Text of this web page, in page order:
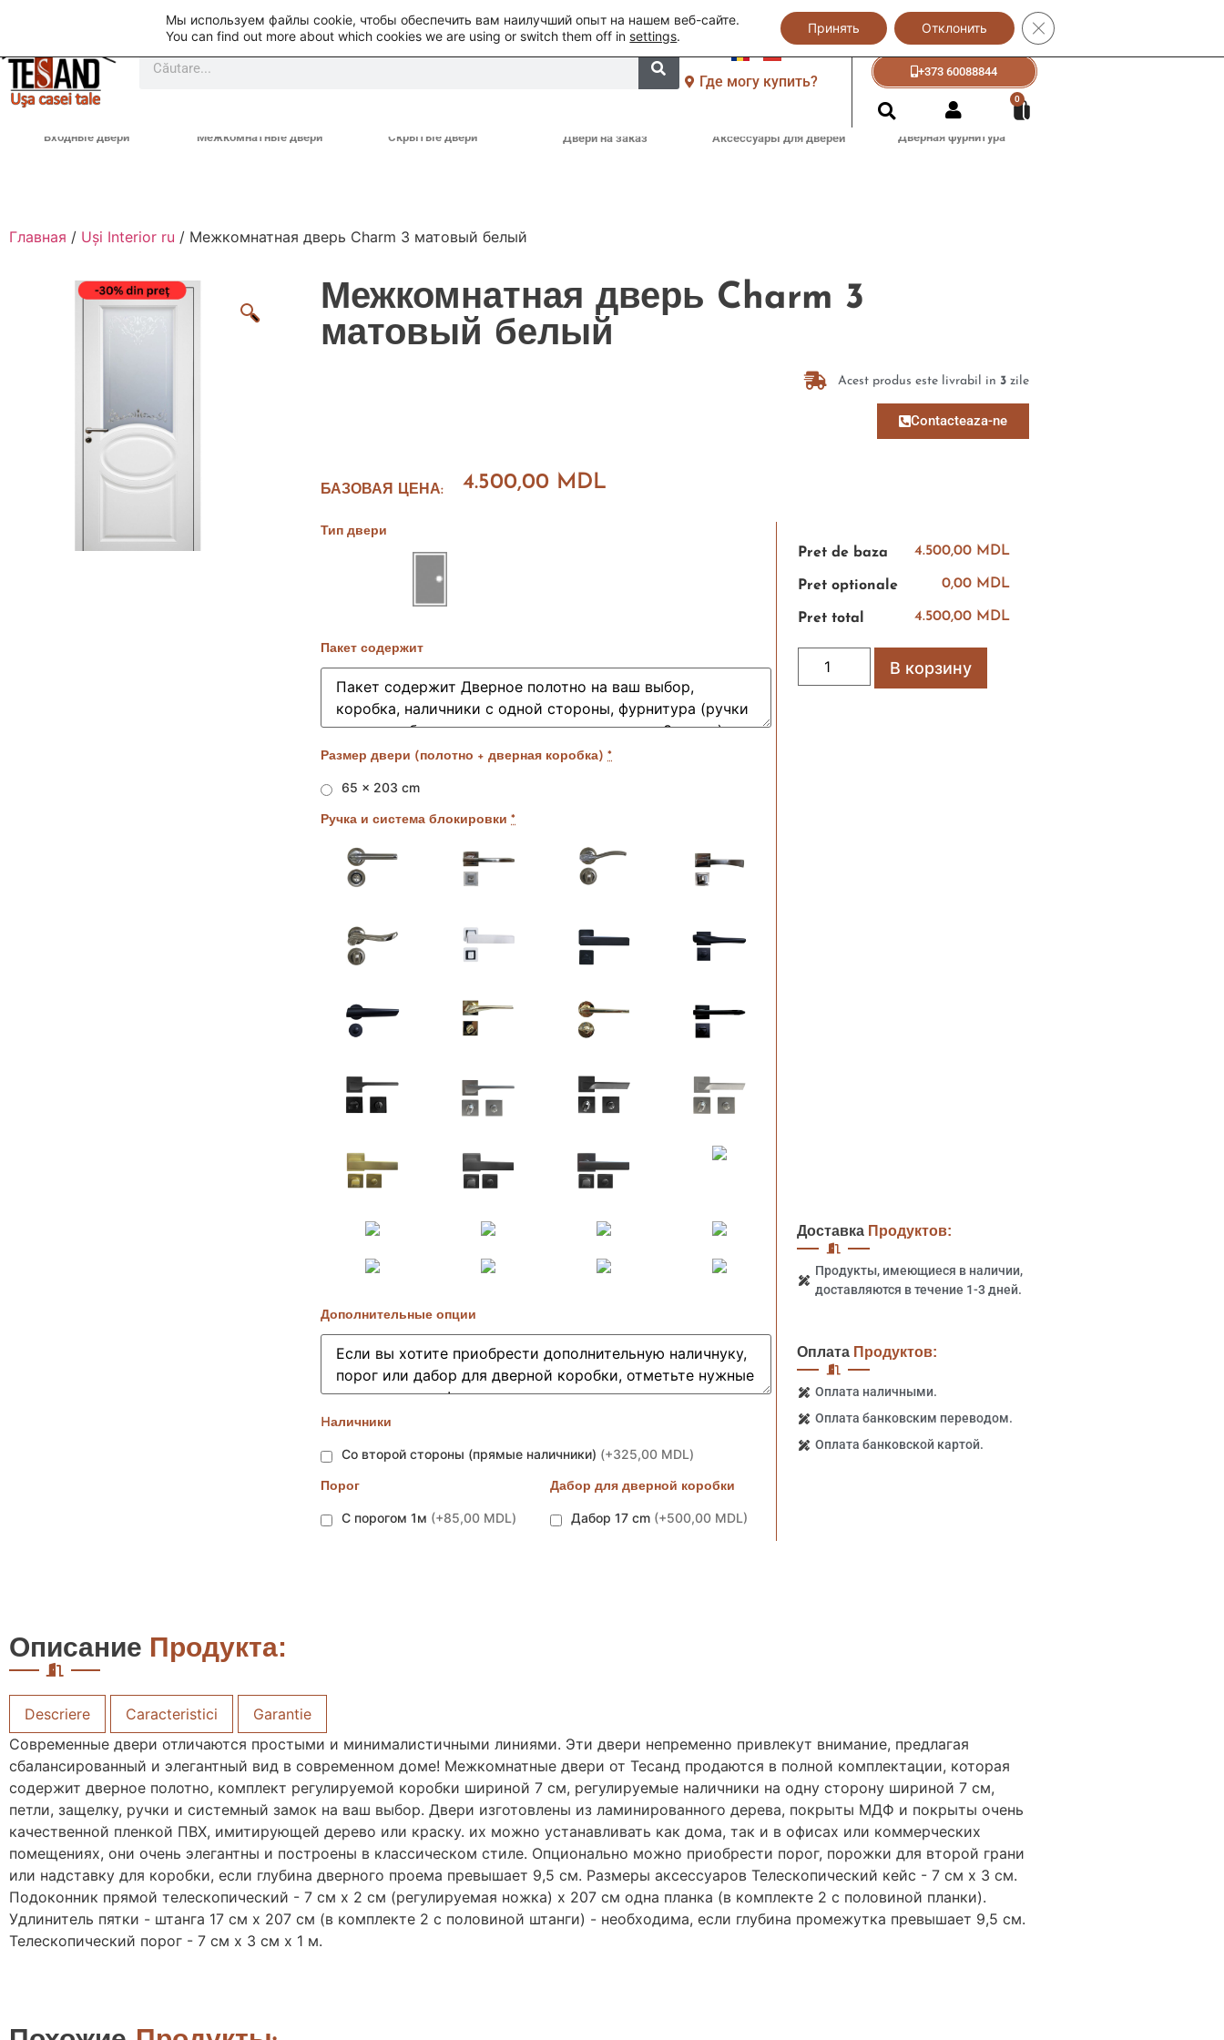
Где могу купить?
+373 60088833
+373 60088844
0
Входные двери Межкомнатные двери Скрытые двери Двери на заказ Аксессуары для дверей Дверная фурнитура
Главная / Uși Interior ru / Межкомнатная дверь Charm 3 матовый белый
Межкомнатная дверь Charm 3
матовый белый
Acest produs este livrabil in 3 zile
Contacteaza-ne
БАЗОВАЯ ЦЕНА: 4.500,00 MDL
Тип двери
Пакет содержит
Размер двери (полотно + дверная коробка) *
65 x 203 cm
Ручка и система блокировки *
Дополнительные опции
Hаличники
Со второй стороны (прямые наличники) (+325,00 MDL)
Порог
С порогом 1м (+85,00 MDL)
Дабор для дверной коробки
Дабор 17 cm (+500,00 MDL)
Pret de baza 4.500,00 MDL
Pret optionale 0,00 MDL
Pret total 4.500,00 MDL
В корзину
Описание Продукта:
Descriere Caracteristici
Garantie
Современные двери отличаются простыми и минималистичными линиями. Эти двери непременно привлекут внимание, предлагая
сбалансированный и элегантный вид в современном доме! Межкомнатные двери от Тесанд продаются в полной комплектации, которая
содержит дверное полотно, комплект регулируемой коробки шириной 7 см, регулируемые наличники на одну сторону шириной 7 см,
петли, защелку, ручки и системный замок на ваш выбор. Двери изготовлены из ламинированного дерева, покрыты МДФ и покрыты очень
качественной пленкой ПВХ, имитирующей дерево или краску. их можно устанавливать как дома, так и в офисах или коммерческих
помещениях, они очень элегантны и построены в классическом стиле. Опционально можно приобрести порог, порожки для второй грани
или надставку для коробки, если глубина дверного проема превышает 9,5 см. Размеры аксессуаров Телескопический кейс - 7 см х 3 см.
Подоконник прямой телескопический - 7 см х 2 см (регулируемая ножка) х 207 см одна планка (в комплекте 2 с половиной планки).
Удлинитель пятки - штанга 17 см х 207 см (в комплекте 2 с половиной штанги) - необходима, если глубина промежутка превышает 9,5 см.
Телескопический порог - 7 см х 3 см х 1 м.
Доставка Продуктов:
Продукты, имеющиеся в наличии,
доставляются в течение 1-3 дней.
Оплата Продуктов:
Оплата наличными.
Оплата банковским переводом.
Оплата банковской картой.
Мы используем файлы cookie, чтобы обеспечить вам наилучший опыт на нашем веб-сайте.
You can find out more about which cookies we are using or switch them off in settings.
Принять Отклонить Закрыть баннер cookie GDPR